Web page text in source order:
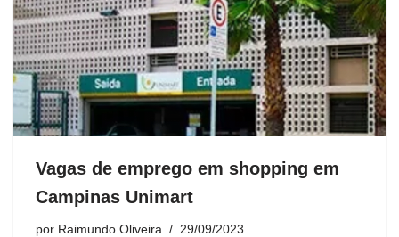
Vagas de emprego em shopping em
Campinas Unimart
por Raimundo Oliveira 29/09/2023